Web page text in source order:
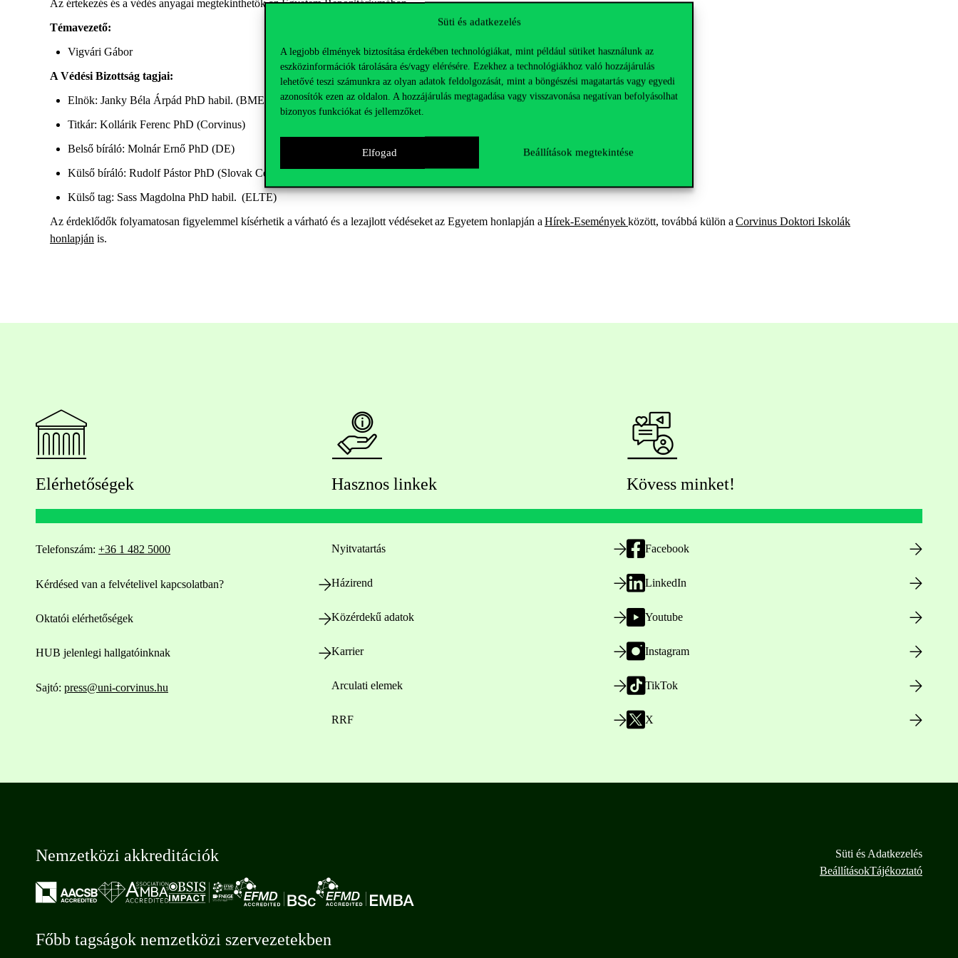
Süti és adatkezelés
A legjobb élmények biztosítása érdekében technológiákat, mint például sütiket használunk az
eszközinformációk tárolására és/vagy elérésére. Ezekhez a technológiákhoz való hozzájárulás
lehetővé teszi számunkra az olyan adatok feldolgozását, mint a böngészési magatartás vagy egyedi
azonosítók ezen az oldalon. A hozzájárulás megtagadása vagy visszavonása negatívan befolyásolhat
bizonyos funkciókat és jellemzőket.
Elfogad Beállítások megtekintése
Az értekezés és a védés anyagai megtekinthetők az Egyetem Repozitóriumában.
Témavezető:
Vigvári Gábor
A Védési Bizottság tagjai:
Elnök: Janky Béla Árpád PhD habil. (BME GTK)
Titkár: Kollárik Ferenc PhD (Corvinus)
Belső bíráló: Molnár Ernő PhD (DE)
Külső bíráló: Rudolf Pástor PhD (Slovak Centre of Scientific and Technical Information)
Külső tag: Sass Magdolna PhD habil. (ELTE)
Az érdeklődők folyamatosan figyelemmel kísérhetik a várható és a lezajlott védéseketaz Egyetem honlapján a Hírek-Eseményekközött, továbbá külön a Corvinus Doktori Iskolák
honlapján is.
Elérhetőségek
Telefonszám: +36 1 482 5000
Kérdésed van a felvételivel kapcsolatban?
Oktatói elérhetőségek
HUB jelenlegi hallgatóinknak
Sajtó: press@uni-corvinus.hu
Hasznos linkek
Nyitvatartás
Házirend
Közérdekű adatok
Karrier
Arculati elemek
RRF
Kövess minket!
Facebook
LinkedIn
Youtube
Instagram
TikTok
X
Nemzetközi akkreditációk
Főbb tagságok nemzetközi szervezetekben
Süti és Adatkezelés
BeállításokTájékoztató